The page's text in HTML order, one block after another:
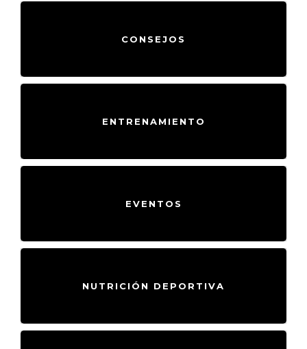
CONSEJOS
ENTRENAMIENTO
EVENTOS
NUTRICIÓN DEPORTIVA